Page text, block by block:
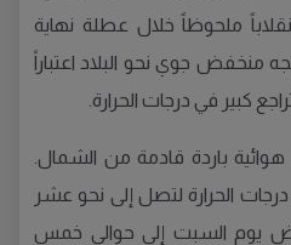
ملحوظاً خلال عطلة نهاية
منخفض جوي نحو البلاد اعتباراً
كبير في درجات الحرارة.
هوائية باردة قادمة من الشمال.
الحرارة لتصل إلى نحو عشر
يوم السبت إلى حوالي خمس